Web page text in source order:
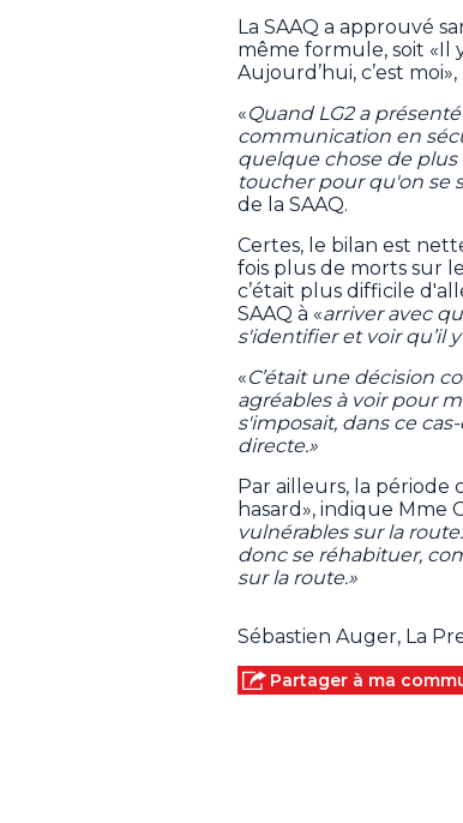
La SAAQ a approuvé
même formule, soit «Il
Aujourd’hui, c’est
«Quand LG2 a
communication en
quelque chose de
toucher pour qu'on se
de la SAAQ.
Certes, le bilan est
fois plus de morts sur
c’était plus difficile
SAAQ à «arriver avec
s'identifier et voir qu’il
«C’était une décision
agréables à voir pour
s'imposait, dans ce
directe.»
Par ailleurs, la période
hasard», indique Mme
vulnérables sur la
donc se réhabituer,
sur la route.»
Sébastien Auger, La
Partager à ma